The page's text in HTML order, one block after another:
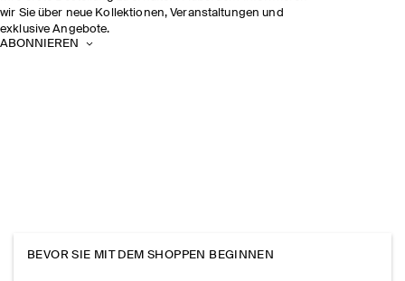
wir Sie über neue Kollektionen, Veranstaltungen und
exklusive Angebote.
ABONNIEREN
BEVOR SIE MIT DEM SHOPPEN BEGINNEN